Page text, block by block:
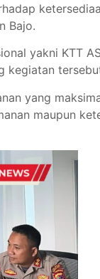
Bajo.
yakni KTT
yang
maupun